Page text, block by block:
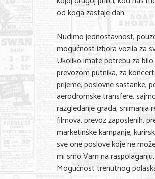
Sport i rekreacija
Hobi i razonoda
ADRESAR
Posao
Usluge
Nega lica i tela
Shopping
Sve za venčanje
Sve za decu
od koga zastaje dah.
Nudimo jednostavnost,
mogućnost izbora vozila za
Ukoliko imate potrebu za bilo
prevozom putnika, za
prijeme, poslovne sastanke,
aerodromske transfere,
razgledanje grada, snimanja
filmova, prevoz zaposlenih,
marketinške kampanje,
sve one poslove koje ne
mi smo Vam na
Mogućnost trenutnog